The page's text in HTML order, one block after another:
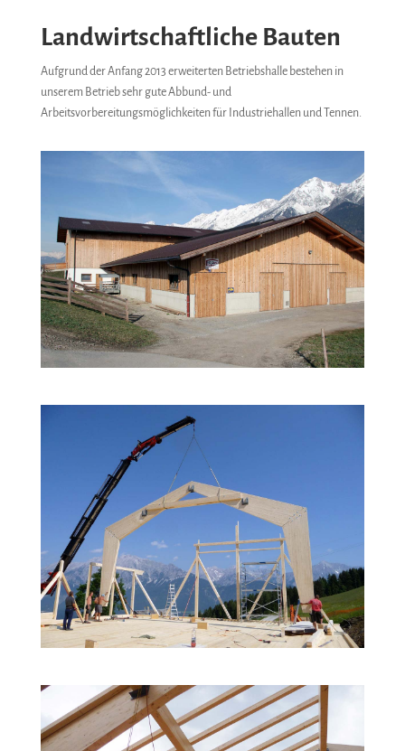
Landwirtschaftliche Bauten
Aufgrund der Anfang 2013 erweiterten Betriebshalle bestehen in
unserem Betrieb sehr gute Abbund- und
Arbeitsvorbereitungsmöglichkeiten für Industriehallen und Tennen.